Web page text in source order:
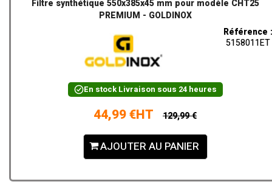
Filtre synthétique 550x385x45 mm pour modèle CHT25
PREMIUM - GOLDINOX
Référence :
5158011ET
En stockLivraison sous 24 heures
44,99 €HT 129,99 €
AJOUTER AU PANIER